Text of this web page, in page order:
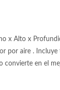
x Alto x
por aire .
convierte en el